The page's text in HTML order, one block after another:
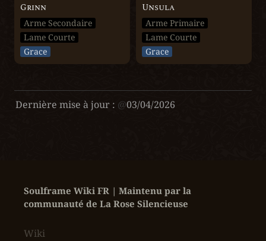
Grinn
Arme Secondaire
Lame Courte
Grace
Unsula
Arme Primaire
Lame Courte
Grace
Dernière mise à jour : @03/04/2026
Soulframe Wiki FR | Maintenu par la
communauté de La Rose Silencieuse
Wiki